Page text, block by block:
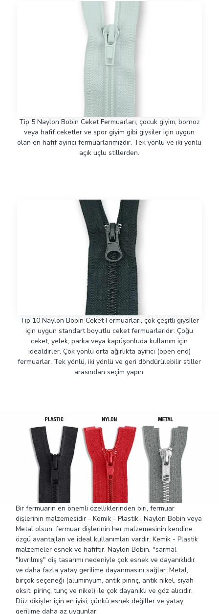
Tip 5 Naylon Bobin Ceket Fermuarları, çocuk giyim, bornoz
veya hafif ceketler ve spor giyim gibi giysiler için uygun
olan en hafif ayırıcı fermuarlarımızdır. Tek yönlü ve iki yönlü
açık uçlu stillerden.
Tip 10 Naylon Bobin Ceket Fermuarları, çok çeşitli giysiler
için uygun standart boyutlu ceket fermuarlarıdır. Çoğu
ceket, yelek, parka veya kapüşonluda kullanım için
idealdirler. Çok yönlü orta ağırlıkta ayırıcı (open end)
fermuarlar. Tek yönlü, iki yönlü ve geri döndürülebilir stiller
arasından seçim yapın.
Bir fermuarın en önemli özelliklerinden biri, fermuar
dişlerinin malzemesidir - Kemik - Plastik , Naylon Bobin veya
Metal olsun, fermuar dişlerinin her malzemesinin kendine
özgü avantajları ve ideal kullanımları vardır. Kemik - Plastik
malzemeler esnek ve hafiftir. Naylon Bobin, "sarmal
"kıvrılmış" diş tasarımı nedeniyle çok esnek ve dayanıklıdır
ve daha fazla yatay gerilime dayanmasını sağlar. Metal,
birçok seçeneği (alüminyum, antik pirinç, antik nikel, siyah
oksit, pirinç, tunç ve nikel) ile çok dayanıklı ve göz alıcıdır.
Düz dikişler için en iyisi, çünkü esnek değiller ve yatay
gerilime daha az uygunlar.